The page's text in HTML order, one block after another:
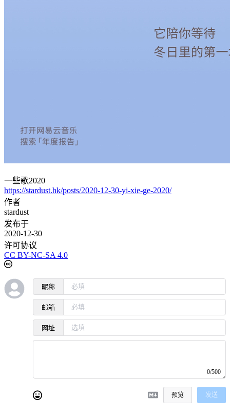
一些歌2020
https://stardust.hk/posts/2020-12-30-yi-xie-ge-2020/
作者
stardust
发布于
2020-12-30
许可协议
CC BY-NC-SA 4.0
昵称
邮箱
网址
0/500
预览 发送